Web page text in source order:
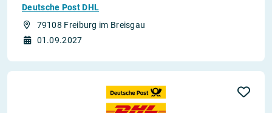
Deutsche Post DHL
79108 Freiburg im Breisgau
01.09.2027